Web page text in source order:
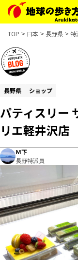
TOP 日本 長野県 特
長野県 ショップ
パティスリー
リエ軽井沢店
Ｍ下
長野特派員